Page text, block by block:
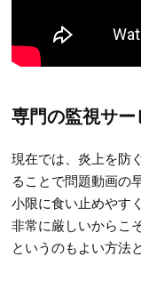
専門の監視サ
現在では、炎上を防
ることで問題動画の
小限に食い止めやす
非常に厳しいからこ
というのもよい方法